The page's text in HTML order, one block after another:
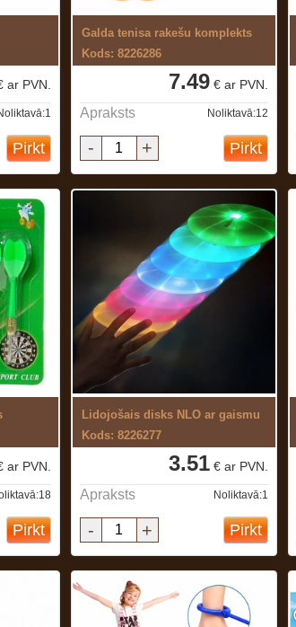
ar PVN.
Pirkt
Galda tenisa rakešu komplekts
Kods: 8226286
7.49 € ar PVN.
Apraksts Noliktavā:12
- + Pirkt
ar PVN.
Pirkt
Lidojošais disks NLO ar gaismu
Kods: 8226277
3.51 € ar PVN.
Apraksts Noliktavā:1
- + Pirkt